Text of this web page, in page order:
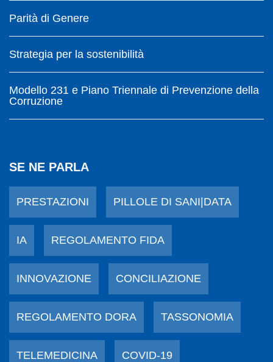
Parità di Genere
Strategia per la sostenibilità
Modello 231 e Piano Triennale di Prevenzione della
Corruzione
SE NE PARLA
PRESTAZIONI PILLOLE DI SANI|DATA
IA REGOLAMENTO FIDA
INNOVAZIONE CONCILIAZIONE
REGOLAMENTO DORA TASSONOMIA
TELEMEDICINA COVID-19